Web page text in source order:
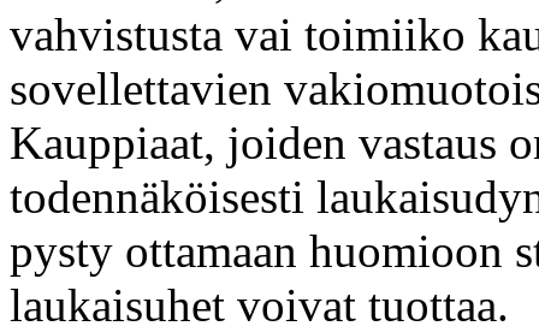
vahvistusta vai toimiiko
sovellettavien
Kauppiaat, joiden vastaus
todennäköisesti
pysty ottamaan huomioon
laukaisuhet voivat tuottaa.